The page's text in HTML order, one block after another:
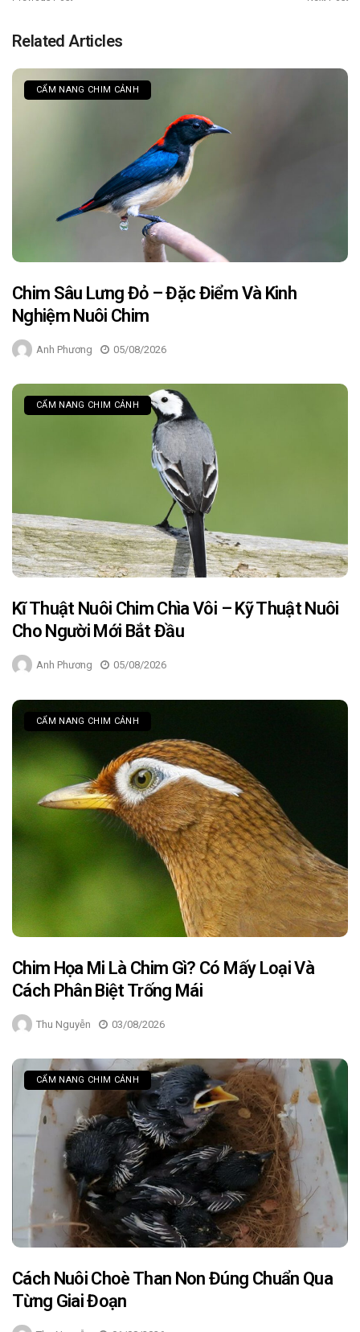
Related Articles
CẨM NANG CHIM CẢNH
Chim Sâu Lưng Đỏ – Đặc Điểm Và Kinh
Nghiệm Nuôi Chim
Anh Phương 05/08/2026
CẨM NANG CHIM CẢNH
Kĩ Thuật Nuôi Chim Chìa Vôi – Kỹ Thuật Nuôi
Cho Người Mới Bắt Đầu
Anh Phương 05/08/2026
CẨM NANG CHIM CẢNH
Chim Họa Mi Là Chim Gì? Có Mấy Loại Và
Cách Phân Biệt Trống Mái
Thu Nguyễn 03/08/2026
CẨM NANG CHIM CẢNH
Cách Nuôi Choè Than Non Đúng Chuẩn Qua
Từng Giai Đoạn